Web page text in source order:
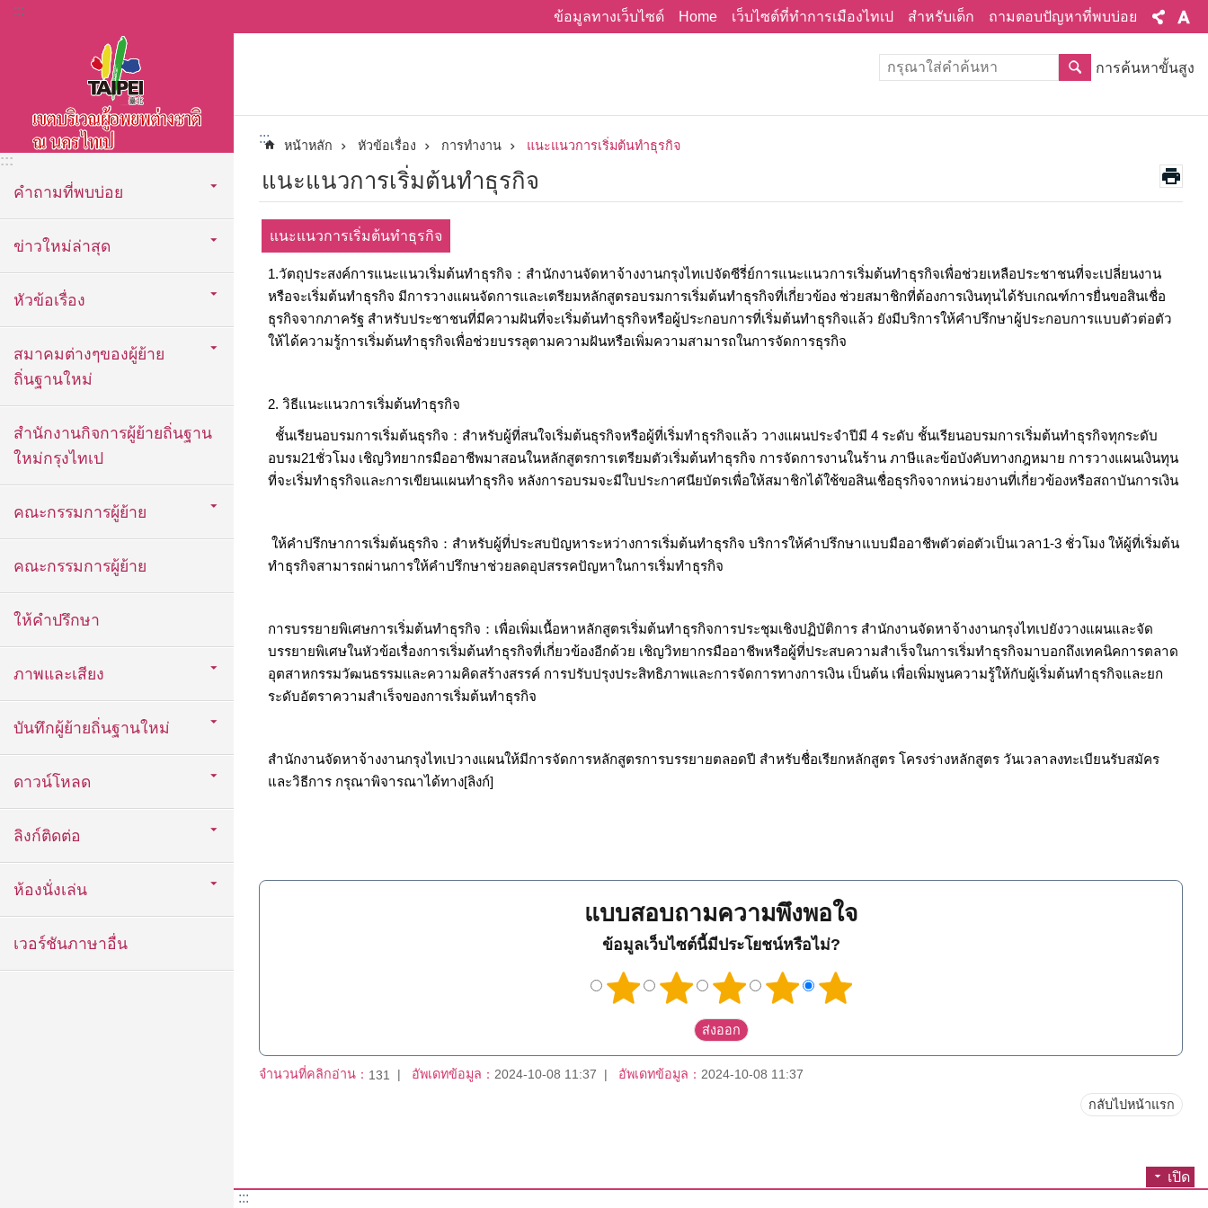
ข้ามไปที่บล็อกเนื้อหาหลัก
::: ข้อมูลทางเว็บไซด์ Home เว็บไซต์ที่ทำการเมืองไทเป สำหรับเด็ก ถามตอบปัญหาที่พบบ่อย
:::
คำถามที่พบบ่อย
ข่าวใหม่ล่าสุด
หัวข้อเรื่อง
สมาคมต่างๆของผู้ย้าย
ถิ่นฐานใหม่
สำนักงานกิจการผู้ย้ายถิ่นฐาน
ใหม่กรุงไทเป
คณะกรรมการผู้ย้าย
คณะกรรมการผู้ย้าย
ให้คำปรึกษา
ภาพและเสียง
บันทึกผู้ย้ายถิ่นฐานใหม่
ดาวน์โหลด
ลิงก์ติดต่อ
ห้องนั่งเล่น
เวอร์ชันภาษาอื่น
การค้นหาขั้นสูง
::: หน้าหลัก หัวข้อเรื่อง การทำงาน แนะแนวการเริ่มต้นทำธุรกิจ
แนะแนวการเริ่มต้นทำธุรกิจ
แนะแนวการเริ่มต้นทำธุรกิจ
1.วัตถุประสงค์การแนะแนวเริ่มต้นทำธุรกิจ：สำนักงานจัดหาจ้างงานกรุงไทเปจัดซีรี่ย์การแนะแนวการเริ่มต้นทำธุรกิจเพื่อช่วยเหลือประชาชนที่จะเปลี่ยนงาน
หรือจะเริ่มต้นทำธุรกิจ มีการวางแผนจัดการและเตรียมหลักสูตรอบรมการเริ่มต้นทำธุรกิจที่เกี่ยวข้อง ช่วยสมาชิกที่ต้องการเงินทุนได้รับเกณฑ์การยื่นขอสินเชื่อ
ธุรกิจจากภาครัฐ สำหรับประชาชนที่มีความฝันที่จะเริ่มต้นทำธุรกิจหรือผู้ประกอบการที่เริ่มต้นทำธุรกิจแล้ว ยังมีบริการให้คำปรึกษาผู้ประกอบการแบบตัวต่อตัว
ให้ได้ความรู้การเริ่มต้นทำธุรกิจเพื่อช่วยบรรลุตามความฝันหรือเพิ่มความสามารถในการจัดการธุรกิจ
2. วิธีแนะแนวการเริ่มต้นทำธุรกิจ
ชั้นเรียนอบรมการเริ่มต้นธุรกิจ：สำหรับผู้ที่สนใจเริ่มต้นธุรกิจหรือผู้ที่เริ่มทำธุรกิจแล้ว วางแผนประจำปีมี 4 ระดับ ชั้นเรียนอบรมการเริ่มต้นทำธุรกิจทุกระดับ
อบรม21ชั่วโมง เชิญวิทยากรมืออาชีพมาสอนในหลักสูตรการเตรียมตัวเริ่มต้นทำธุรกิจ การจัดการงานในร้าน ภาษีและข้อบังคับทางกฎหมาย การวางแผนเงินทุน
ที่จะเริ่มทำธุรกิจและการเขียนแผนทำธุรกิจ หลังการอบรมจะมีใบประกาศนียบัตรเพื่อให้สมาชิกได้ใช้ขอสินเชื่อธุรกิจจากหน่วยงานที่เกี่ยวข้องหรือสถาบันการเงิน
ให้คำปรึกษาการเริ่มต้นธุรกิจ：สำหรับผู้ที่ประสบปัญหาระหว่างการเริ่มต้นทำธุรกิจ บริการให้คำปรึกษาแบบมืออาชีพตัวต่อตัวเป็นเวลา1-3 ชั่วโมง ให้ผู้ที่เริ่มต้น
ทำธุรกิจสามารถผ่านการให้คำปรึกษาช่วยลดอุปสรรคปัญหาในการเริ่มทำธุรกิจ
การบรรยายพิเศษการเริ่มต้นทำธุรกิจ：เพื่อเพิ่มเนื้อหาหลักสูตรเริ่มต้นทำธุรกิจการประชุมเชิงปฏิบัติการ สำนักงานจัดหาจ้างงานกรุงไทเปยังวางแผนและจัด
บรรยายพิเศษในหัวข้อเรื่องการเริ่มต้นทำธุรกิจที่เกี่ยวข้องอีกด้วย เชิญวิทยากรมืออาชีพหรือผู้ที่ประสบความสำเร็จในการเริ่มทำธุรกิจมาบอกถึงเทคนิคการตลาด
อุตสาหกรรมวัฒนธรรมและความคิดสร้างสรรค์ การปรับปรุงประสิทธิภาพและการจัดการทางการเงิน เป็นต้น เพื่อเพิ่มพูนความรู้ให้กับผู้เริ่มต้นทำธุรกิจและยก
ระดับอัตราความสำเร็จของการเริ่มต้นทำธุรกิจ
สำนักงานจัดหาจ้างงานกรุงไทเปวางแผนให้มีการจัดการหลักสูตรการบรรยายตลอดปี สำหรับชื่อเรียกหลักสูตร โครงร่างหลักสูตร วันเวลาลงทะเบียนรับสมัคร
และวิธีการ กรุณาพิจารณาได้ทาง[ลิงก์]
แบบสอบถามความพึงพอใจ
ข้อมูลเว็บไซต์นี้มีประโยชน์หรือไม่?
จำนวนที่คลิกอ่าน： 131 อัพเดทข้อมูล： 2024-10-08 11:37 อัพเดทข้อมูล： 2024-10-08 11:37
กลับไปหน้าแรก
เปิด
:::